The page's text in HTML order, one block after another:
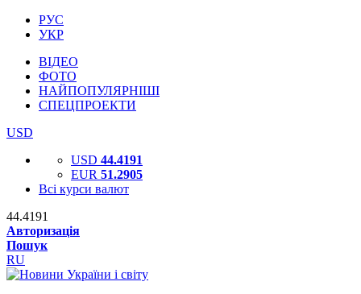
РУС
УКР
ВІДЕО
ФОТО
НАЙПОПУЛЯРНІШІ
СПЕЦПРОЕКТИ
USD
USD 44.4191
EUR 51.2905
Всі курси валют
44.4191
Авторизація
Пошук
RU